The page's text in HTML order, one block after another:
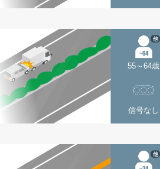
55～64歳
他
信号なし
他